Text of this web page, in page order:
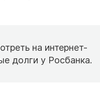
на интернет-
долги у Росбанка.